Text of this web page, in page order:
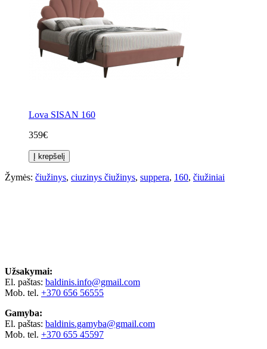
Lova SISAN 160
359€
Į krepšelį
Žymės: čiužinys, ciuzinys čiužinys, suppera, 160, čiužiniai
Užsakymai:
El. paštas: baldinis.info@gmail.com
Mob. tel. +370 656 56555
Gamyba:
El. paštas: baldinis.gamyba@gmail.com
Mob. tel. +370 655 45597